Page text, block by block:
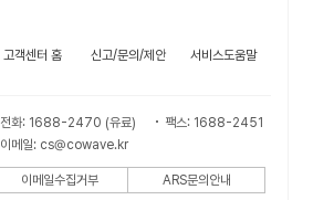
고객센터 홈 신고/문의/제안 서비스도움말
전화: 1688-2470 (유료)
팩스: 1688-2451
이메일: cs@cowave.kr
이메일수집거부 ARS문의안내